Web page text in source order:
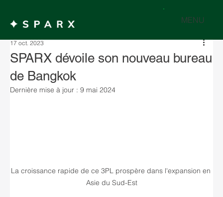
MENU
SPARX dévoile son nouveau bureau
de Bangkok
17 oct. 2023
Dernière mise à jour : 9 mai 2024
La croissance rapide de ce 3PL prospère dans l'expansion en
Asie du Sud-Est